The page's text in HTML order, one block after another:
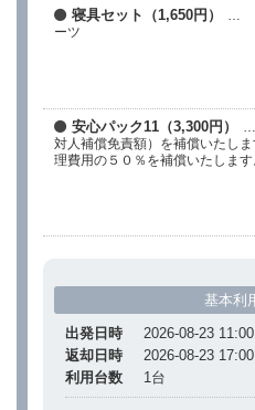
寝具セット（1,650円）
…
ーツ
安心パック11（3,300円）
対人補償免責額）を補償いたし
理費用の５０％を補償いたします
基本利
出発日時
2026-08-23 11:00
返却日時
2026-08-23 17:00
利用台数
1 台